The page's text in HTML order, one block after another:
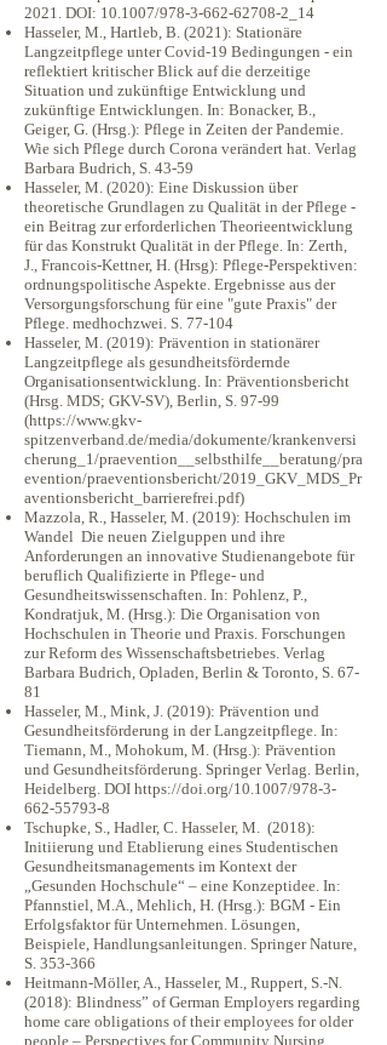
2021. DOI: 10.1007/978-3-662-62708-2_14
Hasseler, M., Hartleb, B. (2021): Stationäre
Langzeitpflege unter Covid-19 Bedingungen - ein
reflektiert kritischer Blick auf die derzeitige
Situation und zukünftige Entwicklung und
zukünftige Entwicklungen. In: Bonacker, B.,
Geiger, G. (Hrsg.): Pflege in Zeiten der Pandemie.
Wie sich Pflege durch Corona verändert hat. Verlag
Barbara Budrich, S. 43-59
Hasseler, M. (2020): Eine Diskussion über
theoretische Grundlagen zu Qualität in der Pflege -
ein Beitrag zur erforderlichen Theorieentwicklung
für das Konstrukt Qualität in der Pflege. In: Zerth,
J., Francois-Kettner, H. (Hrsg): Pflege-Perspektiven:
ordnungspolitische Aspekte. Ergebnisse aus der
Versorgungsforschung für eine "gute Praxis" der
Pflege. medhochzwei. S. 77-104
Hasseler, M. (2019): Prävention in stationärer
Langzeitpflege als gesundheitsfördernde
Organisationsentwicklung. In: Präventionsbericht
(Hrsg. MDS; GKV-SV), Berlin, S. 97-99
(https://www.gkv-
spitzenverband.de/media/dokumente/krankenversi
cherung_1/praevention__selbsthilfe__beratung/pra
evention/praeventionsbericht/2019_GKV_MDS_Pr
aventionsbericht_barrierefrei.pdf)
Mazzola, R., Hasseler, M. (2019): Hochschulen im
Wandel Die neuen Zielguppen und ihre
Anforderungen an innovative Studienangebote für
beruflich Qualifizierte in Pflege- und
Gesundheitswissenschaften. In: Pohlenz, P.,
Kondratjuk, M. (Hrsg.): Die Organisation von
Hochschulen in Theorie und Praxis. Forschungen
zur Reform des Wissenschaftsbetriebes. Verlag
Barbara Budrich, Opladen, Berlin & Toronto, S. 67-
81
Hasseler, M., Mink, J. (2019): Prävention und
Gesundheitsförderung in der Langzeitpflege. In:
Tiemann, M., Mohokum, M. (Hrsg.): Prävention
und Gesundheitsförderung. Springer Verlag. Berlin,
Heidelberg. DOI https://doi.org/10.1007/978-3-
662-55793-8
Tschupke, S., Hadler, C. Hasseler, M. (2018):
Initiierung und Etablierung eines Studentischen
Gesundheitsmanagements im Kontext der
„Gesunden Hochschule“ – eine Konzeptidee. In:
Pfannstiel, M.A., Mehlich, H. (Hrsg.): BGM - Ein
Erfolgsfaktor für Unternehmen. Lösungen,
Beispiele, Handlungsanleitungen. Springer Nature,
S. 353-366
Heitmann-Möller, A., Hasseler, M., Ruppert, S.-N.
(2018): Blindness” of German Employers regarding
home care obligations of their employees for older
people – Perspectives for Community Nursing